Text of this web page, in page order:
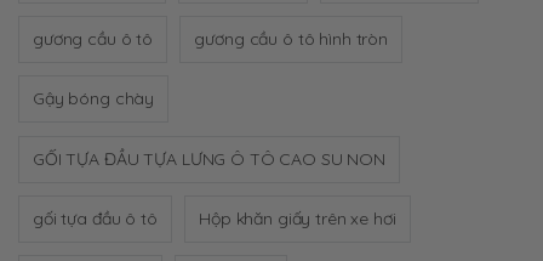
gương cầu ô tô gương cầu ô tô hình tròn
Gậy bóng chày
GỐI TỰA ĐẦU TỰA LƯNG Ô TÔ CAO SU NON
gối tựa đầu ô tô Hộp khăn giấy trên xe hơi